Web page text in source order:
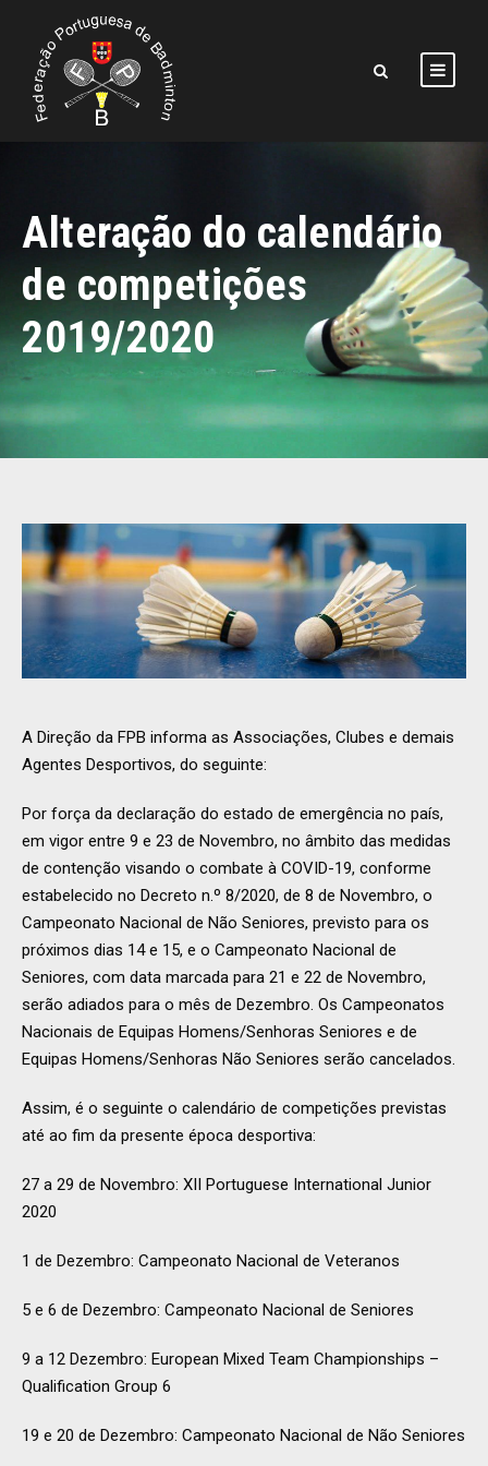
Alteração do calendário
de competições
2019/2020
A Direção da FPB informa as Associações, Clubes e demais
Agentes Desportivos, do seguinte:
Por força da declaração do estado de emergência no país,
em vigor entre 9 e 23 de Novembro, no âmbito das medidas
de contenção visando o combate à COVID-19, conforme
estabelecido no Decreto n.º 8/2020, de 8 de Novembro, o
Campeonato Nacional de Não Seniores, previsto para os
próximos dias 14 e 15, e o Campeonato Nacional de
Seniores, com data marcada para 21 e 22 de Novembro,
serão adiados para o mês de Dezembro. Os Campeonatos
Nacionais de Equipas Homens/Senhoras Seniores e de
Equipas Homens/Senhoras Não Seniores serão cancelados.
Assim, é o seguinte o calendário de competições previstas
até ao fim da presente época desportiva:
27 a 29 de Novembro: XII Portuguese International Junior
2020
1 de Dezembro: Campeonato Nacional de Veteranos
5 e 6 de Dezembro: Campeonato Nacional de Seniores
9 a 12 Dezembro: European Mixed Team Championships –
Qualification Group 6
19 e 20 de Dezembro: Campeonato Nacional de Não Seniores